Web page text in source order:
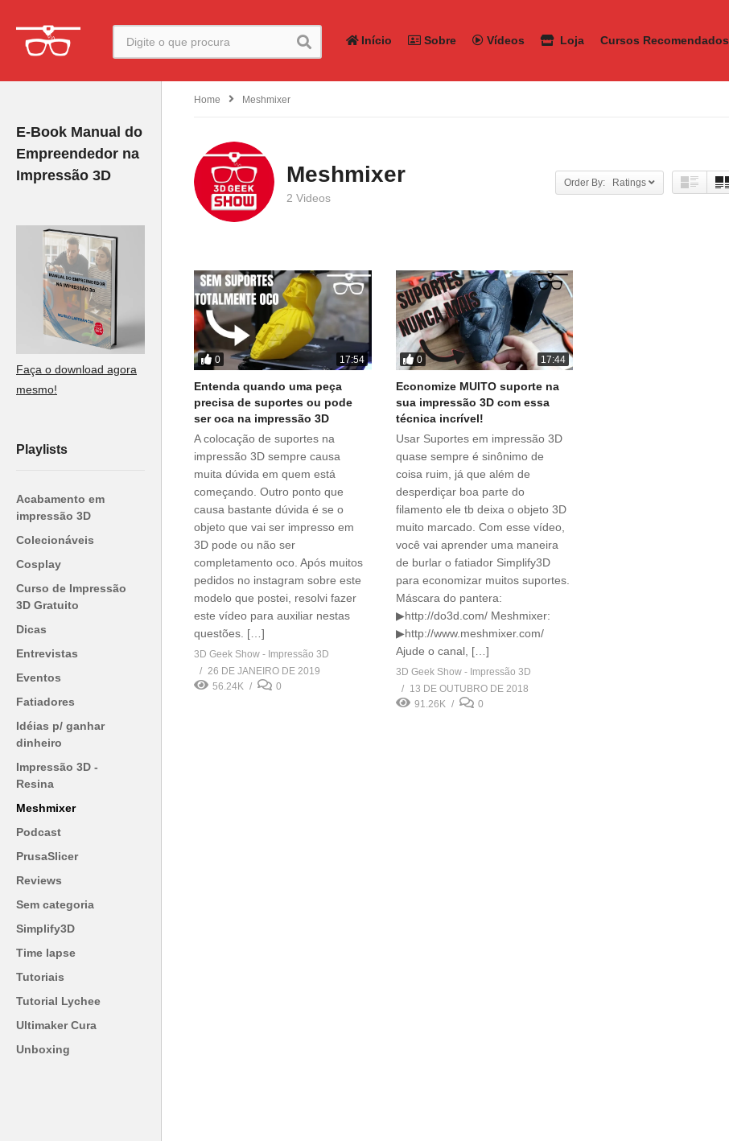
Início Sobre Vídeos Loja Cursos Recomendados
E-Book Manual do
Empreendedor na
Impressão 3D
Faça o download agora
mesmo!
Playlists
Acabamento em
impressão 3D
Colecionáveis
Cosplay
Curso de Impressão
3D Gratuito
Dicas
Entrevistas
Eventos
Fatiadores
Idéias p/ ganhar
dinheiro
Impressão 3D -
Resina
Meshmixer
Podcast
PrusaSlicer
Reviews
Sem categoria
Simplify3D
Time lapse
Tutoriais
Tutorial Lychee
Ultimaker Cura
Unboxing
Home Meshmixer
Meshmixer
2 Videos
Order By: Ratings
0 17:54
Entenda quando uma peça
precisa de suportes ou pode
ser oca na impressão 3D
A colocação de suportes na
impressão 3D sempre causa
muita dúvida em quem está
começando. Outro ponto que
causa bastante dúvida é se o
objeto que vai ser impresso em
3D pode ou não ser
completamento oco. Após muitos
pedidos no instagram sobre este
modelo que postei, resolvi fazer
este vídeo para auxiliar nestas
questões. […]
3D Geek Show - Impressão 3D
26 DE JANEIRO DE 2019
56.24K
0
0 17:44
Economize MUITO suporte na
sua impressão 3D com essa
técnica incrível!
Usar Suportes em impressão 3D
quase sempre é sinônimo de
coisa ruim, já que além de
desperdiçar boa parte do
filamento ele tb deixa o objeto 3D
muito marcado. Com esse vídeo,
você vai aprender uma maneira
de burlar o fatiador Simplify3D
para economizar muitos suportes.
Máscara do pantera:
▶http://do3d.com/ Meshmixer:
▶http://www.meshmixer.com/
Ajude o canal, […]
3D Geek Show - Impressão 3D
13 DE OUTUBRO DE 2018
91.26K
0